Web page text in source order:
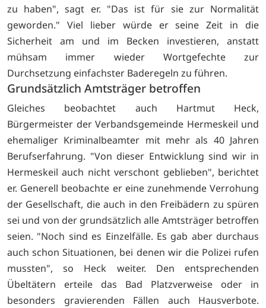
zu haben", sagt er. "Das ist für sie zur Normalität
geworden." Viel lieber würde er seine Zeit in die
Sicherheit am und im Becken investieren, anstatt
mühsam immer wieder Wortgefechte zur
Durchsetzung einfachster Baderegeln zu führen.
Grundsätzlich Amtsträger betroffen
Gleiches beobachtet auch Hartmut Heck,
Bürgermeister der Verbandsgemeinde Hermeskeil und
ehemaliger Kriminalbeamter mit mehr als 40 Jahren
Berufserfahrung. "Von dieser Entwicklung sind wir in
Hermeskeil auch nicht verschont geblieben", berichtet
er. Generell beobachte er eine zunehmende Verrohung
der Gesellschaft, die auch in den Freibädern zu spüren
sei und von der grundsätzlich alle Amtsträger betroffen
seien. "Noch sind es Einzelfälle. Es gab aber durchaus
auch schon Situationen, bei denen wir die Polizei rufen
mussten", so Heck weiter. Den entsprechenden
Übeltätern erteile das Bad Platzverweise oder in
besonders gravierenden Fällen auch Hausverbote.